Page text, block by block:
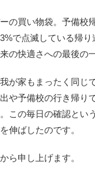
の買い物袋。予備校
で点滅している帰
の快適さへの最後の
が家もまったく同じ
や予備校の行き帰り
この毎日の確認という
伸ばしたのです。
ら申し上げます。